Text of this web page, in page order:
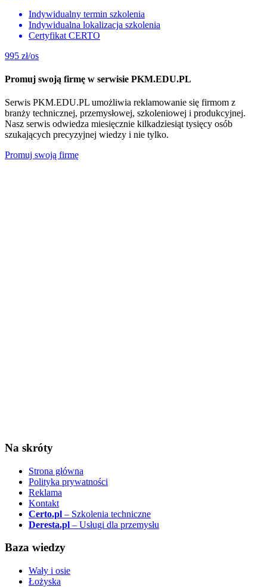
Indywidualny termin szkolenia
Indywidualna lokalizacja szkolenia
Certyfikat CERTO
995 zł/os
Promuj swoją firmę w serwisie PKM.EDU.PL
Serwis PKM.EDU.PL umożliwia reklamowanie się firmom z
branży technicznej, przemysłowej, szkoleniowej i produkcyjnej.
Nasz serwis odwiedza miesięcznie kilkadziesiąt tysięcy osób
szukających precyzyjnej wiedzy i nie tylko.
Promuj swoją firmę
Na skróty
Strona główna
Polityka prywatności
Reklama
Kontakt
Certo.pl – Szkolenia techniczne
Deresta.pl – Usługi dla przemysłu
Baza wiedzy
Wały i osie
Łożyska